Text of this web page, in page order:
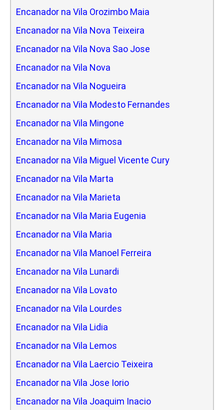
Encanador na Vila Orozimbo Maia
Encanador na Vila Nova Teixeira
Encanador na Vila Nova Sao Jose
Encanador na Vila Nova
Encanador na Vila Nogueira
Encanador na Vila Modesto Fernandes
Encanador na Vila Mingone
Encanador na Vila Mimosa
Encanador na Vila Miguel Vicente Cury
Encanador na Vila Marta
Encanador na Vila Marieta
Encanador na Vila Maria Eugenia
Encanador na Vila Maria
Encanador na Vila Manoel Ferreira
Encanador na Vila Lunardi
Encanador na Vila Lovato
Encanador na Vila Lourdes
Encanador na Vila Lidia
Encanador na Vila Lemos
Encanador na Vila Laercio Teixeira
Encanador na Vila Jose Iorio
Encanador na Vila Joaquim Inacio